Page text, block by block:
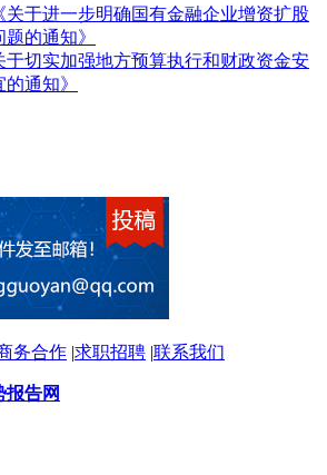
关于进一步明确国有金融企业增资扩股
的通知》
于切实加强地方预算执行和财政资金安
通知》
务合作 |求职招聘 |联系我们
报告网